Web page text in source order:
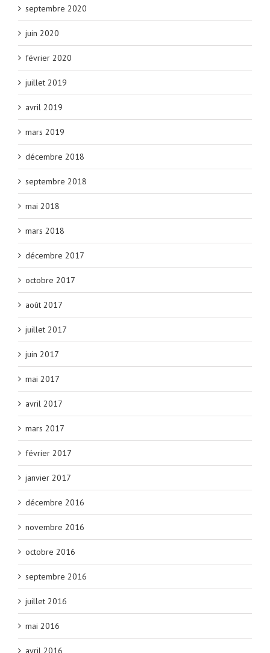
septembre 2020
juin 2020
février 2020
juillet 2019
avril 2019
mars 2019
décembre 2018
septembre 2018
mai 2018
mars 2018
décembre 2017
octobre 2017
août 2017
juillet 2017
juin 2017
mai 2017
avril 2017
mars 2017
février 2017
janvier 2017
décembre 2016
novembre 2016
octobre 2016
septembre 2016
juillet 2016
mai 2016
avril 2016